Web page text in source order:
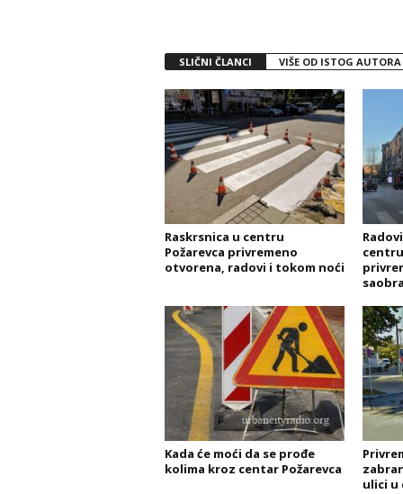
SLIČNI ČLANCI VIŠE OD ISTOG AUTORA
Raskrsnica u centru
Požarevca privremeno
otvorena, radovi i tokom noći
Kada će moći da se prođe
kolima kroz centar Požarevca
ulici u